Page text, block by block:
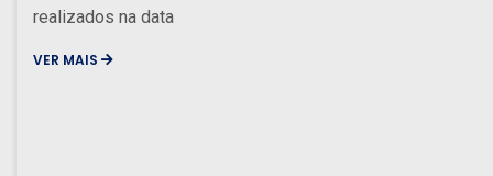
realizados na data
VER MAIS